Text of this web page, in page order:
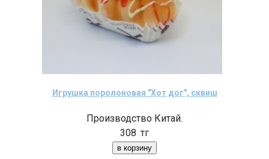
Игрушка поролоновая "Хот дог", сквиш
Производство Китай.
308 тг